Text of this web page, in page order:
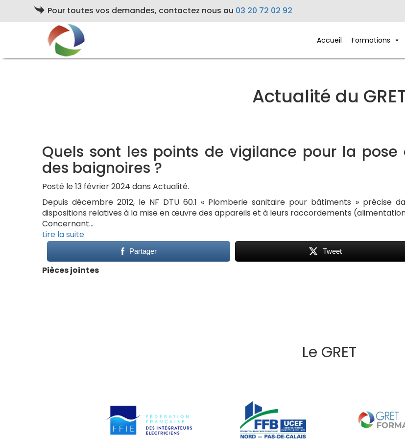
Pour toutes vos demandes, contactez nous au 03 20 72 02 92
Accueil Formations
Actualité du
Quels sont les points de vigilance pour la
des baignoires ?
Posté le 13 février 2024 dans Actualité.
Depuis décembre 2012, le NF DTU 60.1 « Plomberie sanitaire pour bâtiments » précise
dispositions relatives à la mise en œuvre des appareils et à leurs raccordements
Concernant…
Lire la suite
Partager Tweet
Pièces jointes
Le GRET